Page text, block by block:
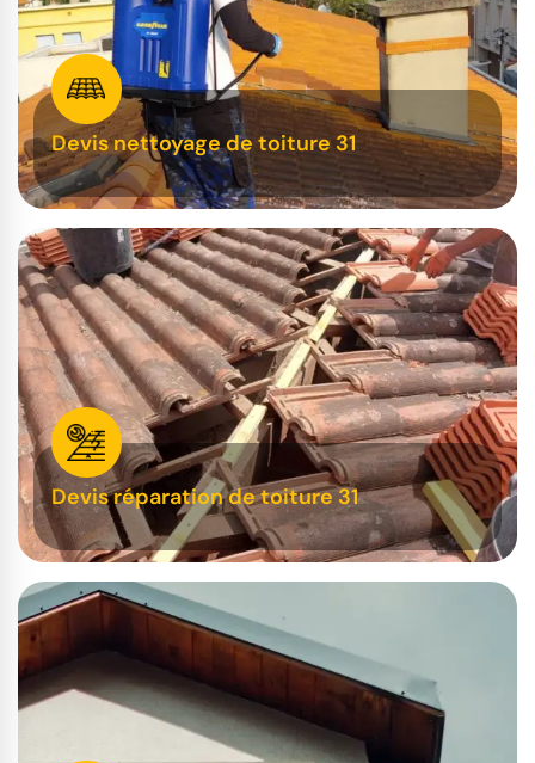
Devis nettoyage de toiture 31
Devis réparation de toiture 31